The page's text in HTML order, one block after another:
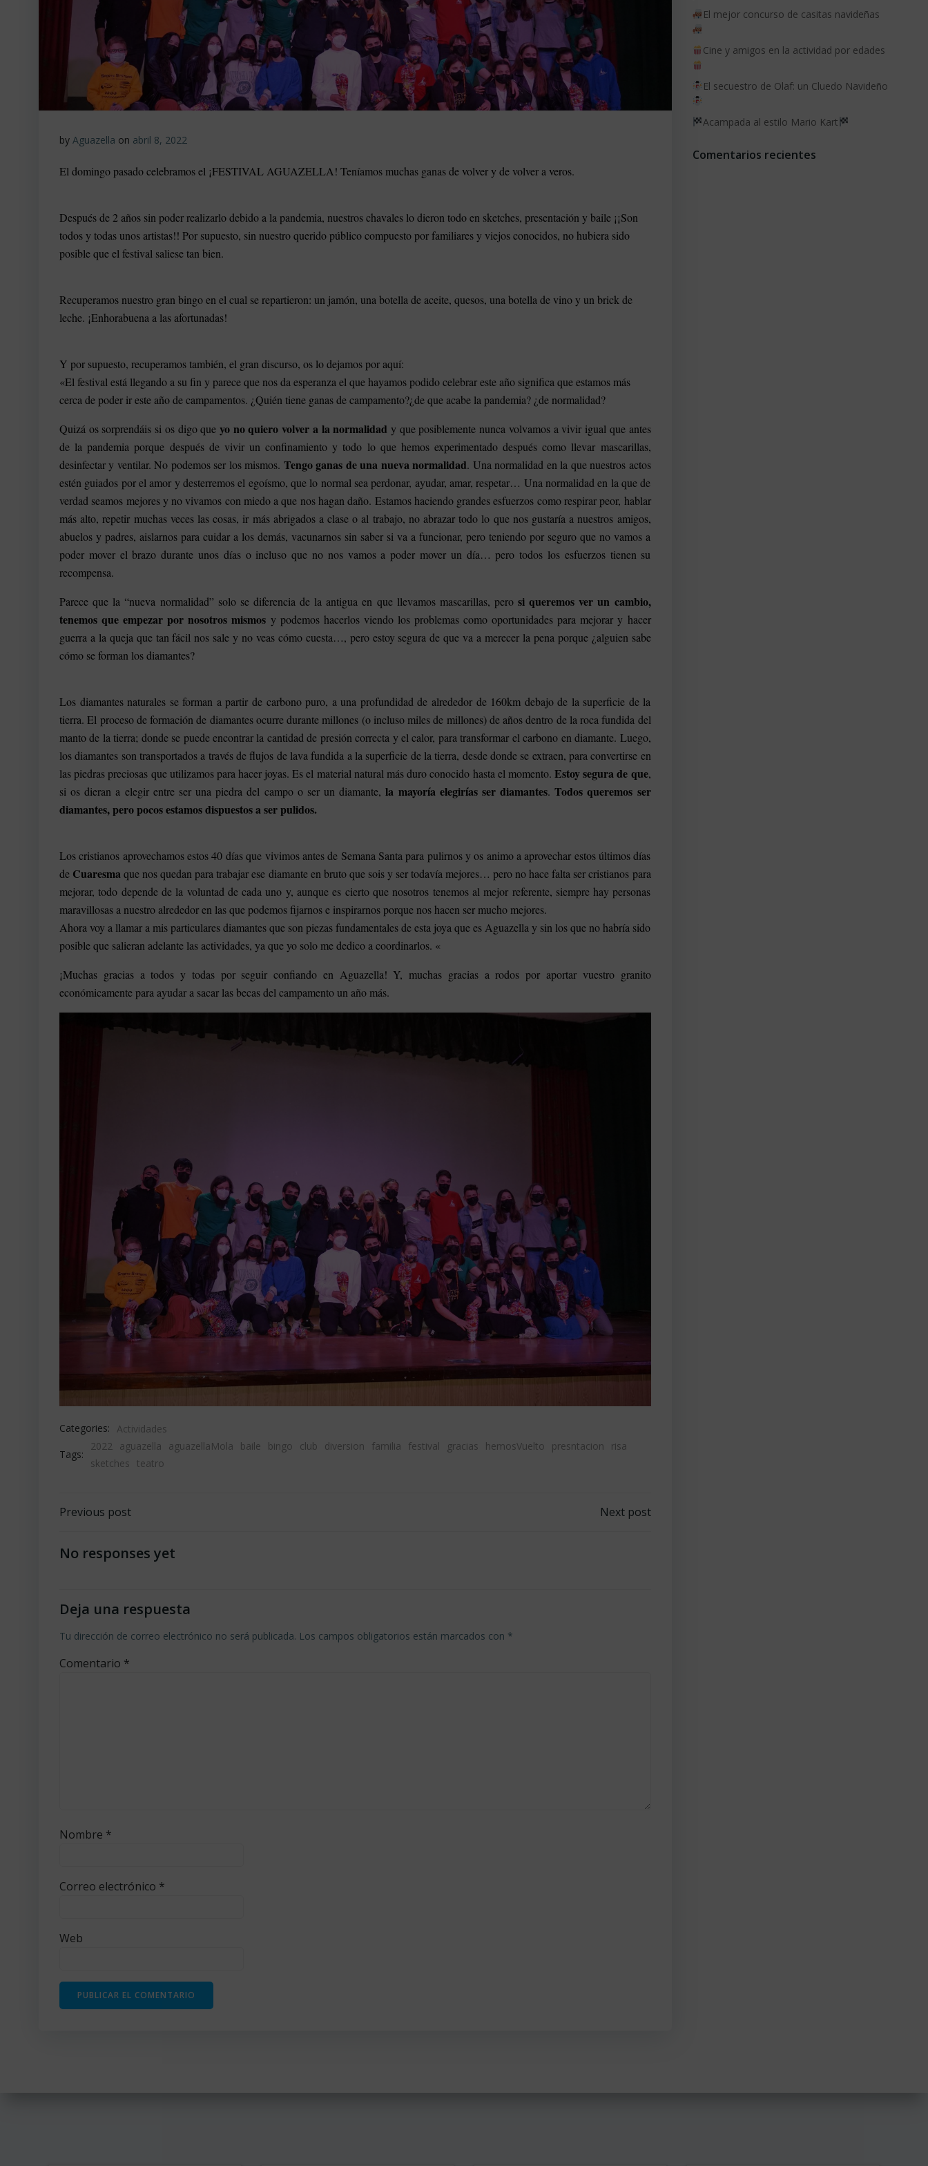
by Aguazella on abril 8, 2022
El domingo pasado celebramos el ¡FESTIVAL AGUAZELLA! Teníamos muchas ganas de volver y de volver a veros.
Después de 2 años sin poder realizarlo debido a la pandemia, nuestros chavales lo dieron todo en sketches, presentación y baile ¡¡Son
todos y todas unos artistas!! Por supuesto, sin nuestro querido público compuesto por familiares y viejos conocidos, no hubiera sido
posible que el festival saliese tan bien.
Recuperamos nuestro gran bingo en el cual se repartieron: un jamón, una botella de aceite, quesos, una botella de vino y un brick de
leche. ¡Enhorabuena a las afortunadas!
Y por supuesto, recuperamos también, el gran discurso, os lo dejamos por aquí:
«El festival está llegando a su fin y parece que nos da esperanza el que hayamos podido celebrar este año significa que estamos más
cerca de poder ir este año de campamentos. ¿Quién tiene ganas de campamento?¿de que acabe la pandemia? ¿de normalidad?
Quizá os sorprendáis si os digo queyo no quiero volver a la normalidad y que posiblemente nunca volvamos a vivir igual que antes
de la pandemia porque después de vivir un confinamiento y todo lo que hemos experimentado después como llevar mascarillas,
desinfectar y ventilar. No podemos ser los mismos. Tengo ganas de una nueva normalidad. Una normalidad en la que nuestros actos
estén guiados por el amor y desterremos el egoísmo, que lo normal sea perdonar, ayudar, amar, respetar… Una normalidad en la que de
verdad seamos mejores y no vivamos con miedo a que nos hagan daño. Estamos haciendo grandes esfuerzos como respirar peor, hablar
más alto, repetir muchas veces las cosas, ir más abrigados a clase o al trabajo, no abrazar todo lo que nos gustaría a nuestros amigos,
abuelos y padres, aislarnos para cuidar a los demás, vacunarnos sin saber si va a funcionar, pero teniendo por seguro que no vamos a
poder mover el brazo durante unos días o incluso que no nos vamos a poder mover un día… pero todos los esfuerzos tienen su
recompensa.
Parece que la “nueva normalidad” solo se diferencia de la antigua en que llevamos mascarillas, pero si queremos ver un cambio,
tenemos que empezar por nosotros mismos y podemos hacerlos viendo los problemas como oportunidades para mejorar y hacer
guerra a la queja que tan fácil nos sale y no veas cómo cuesta…, pero estoy segura de que va a merecer la pena porque ¿alguien sabe
cómo se forman los diamantes?
Los diamantes naturales se forman a partir de carbono puro, a una profundidad de alrededor de 160km debajo de la superficie de la
tierra. El proceso de formación de diamantes ocurre durante millones (o incluso miles de millones) de años dentro de la roca fundida del
manto de la tierra; donde se puede encontrar la cantidad de presión correcta y el calor, para transformar el carbono en diamante. Luego,
los diamantes son transportados a través de flujos de lava fundida a la superficie de la tierra, desde donde se extraen, para convertirse en
las piedras preciosas que utilizamos para hacer joyas. Es el material natural más duro conocido hasta el momento. Estoy segura de que,
si os dieran a elegir entre ser una piedra del campo o ser un diamante,la mayoría elegirías ser diamantes.Todos queremos ser
diamantes, pero pocos estamos dispuestos a ser pulidos.
Los cristianos aprovechamos estos 40 días que vivimos antes de Semana Santa para pulirnos y os animo a aprovechar estos últimos días
de Cuaresmaque nos quedan para trabajar ese diamante en bruto que sois y ser todavía mejores… pero no hace falta ser cristianos para
mejorar, todo depende de la voluntad de cada uno y, aunque es cierto que nosotros tenemos al mejor referente, siempre hay personas
maravillosas a nuestro alrededor en las que podemos fijarnos e inspirarnos porque nos hacen ser mucho mejores.
Ahora voy a llamar a mis particulares diamantes que son piezas fundamentales de esta joya que es Aguazella y sin los que no habría sido
posible que salieran adelante las actividades, ya que yo solo me dedico a coordinarlos. «
¡Muchas gracias a todos y todas por seguir confiando en Aguazella! Y, muchas gracias a rodos por aportar vuestro granito
económicamente para ayudar a sacar las becas del campamento un año más.
Categories: Actividades
Tags:
2022 aguazella aguazellaMola baile bingo club diversion familia festival gracias hemosVuelto presntacion
risa
sketches teatro
Navegación
por
entradas
Previous post Next post
No responses yet
Deja una respuesta
Tu dirección de correo electrónico no será publicada. Los campos obligatorios están marcados con *
Comentario *
Nombre *
Correo electrónico *
Web
El mejor concurso de casitas navideñas
Cine y amigos en la actividad por edades
El secuestro de Olaf: un Cluedo Navideño
Acampada al estilo Mario Kart
Comentarios recientes